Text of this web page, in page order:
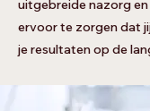
uitgebreide nazorg
ervoor te zorgen dat
je resultaten op de